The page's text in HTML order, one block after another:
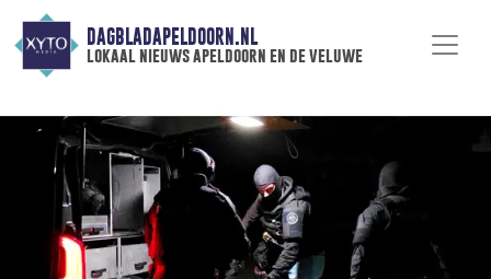
DAGBLADAPELDOORN.NL
lokaal nieuws apeldoorn en de veluwe